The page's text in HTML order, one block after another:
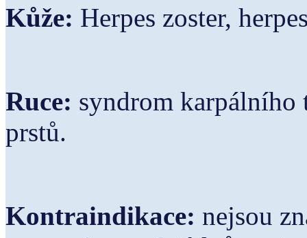
Kůže: Herpes zoster,
Ruce: syndrom karpálního
prstů.
Kontraindikace: nejsou